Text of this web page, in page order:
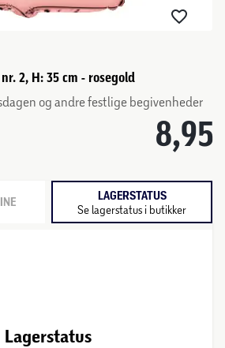
2, H: 35 cm - rosegold
og andre festlige begivenheder
8,95
LAGERSTATUS
Se lagerstatus i butikker
Lagerstatus